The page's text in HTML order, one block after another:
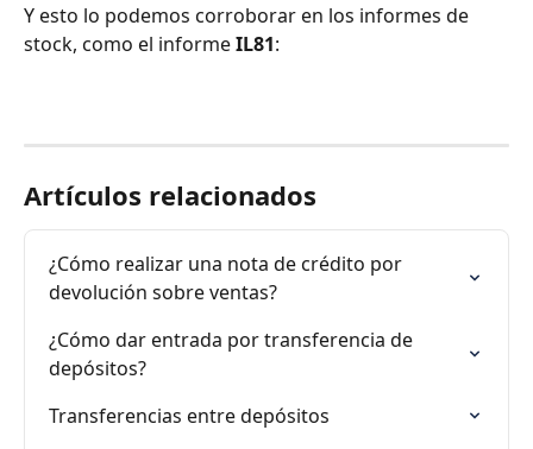
Y esto lo podemos corroborar en los informes de
stock, como el informe IL81:
Artículos relacionados
¿Cómo realizar una nota de crédito por
devolución sobre ventas?
¿Cómo dar entrada por transferencia de
depósitos?
Transferencias entre depósitos